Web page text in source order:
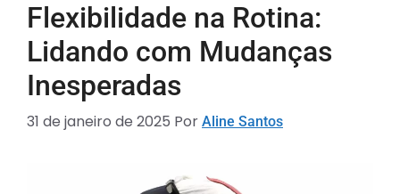
Flexibilidade na Rotina:
Lidando com Mudanças
Inesperadas
31 de janeiro de 2025 Por Aline Santos